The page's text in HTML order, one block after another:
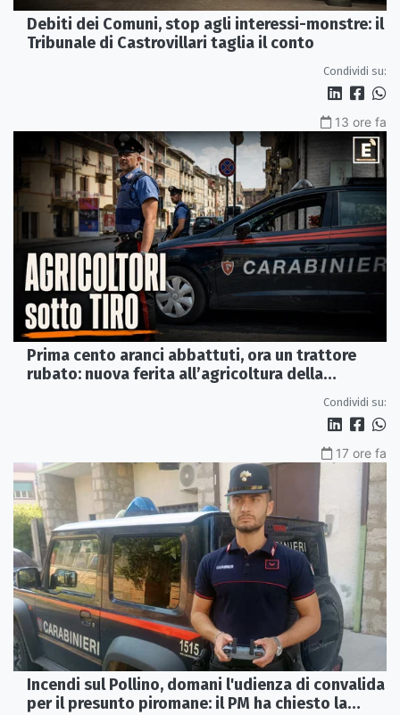
Debiti dei Comuni, stop agli interessi-monstre: il
Tribunale di Castrovillari taglia il conto
Condividi su:
13 ore fa
Prima cento aranci abbattuti, ora un trattore
rubato: nuova ferita all’agricoltura della
Condividi su:
17 ore fa
Incendi sul Pollino, domani l'udienza di convalida
per il presunto piromane: il PM ha chiesto la